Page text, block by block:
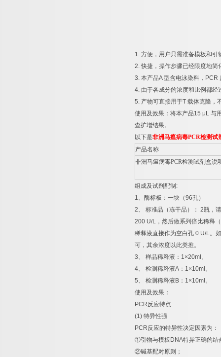
1. 方便，用户只需准备模板和引
2.快捷，操作步骤已经限度地简
3. 本产品A型含电泳染料， PCR
4. 由于各成分的浓度和比例都
5. 产物可直接用于T 载体克隆，
使用及效果：将本产品15 μL 与
查扩增结果。
以下是非洲马瘟病毒PCR检测试
产品名称
非洲马瘟病毒PCR检测试剂盒说
组成及试剂配制 :
1、酶标板：一块（96孔）
2、 标准品（冻干品）： 2瓶，
200 U/L ，然后做系列倍比稀释
稀释液直接作为空白孔 0 U/L。
可，其余浓度以此类推。
3、 样品稀释液： 1×20ml 。
4、 检测稀释液A ： 1×10ml 。
5、 检测稀释液 B ： 1×10ml 。
使用及效果：
PCR反应特点
(1) 特异性强
PCR反应的特异性决定因素为：
①引物与模板 DNA特异正确的结
②碱基配对原则；